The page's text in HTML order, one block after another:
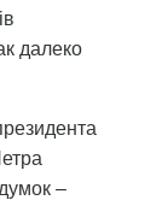
далеко
–